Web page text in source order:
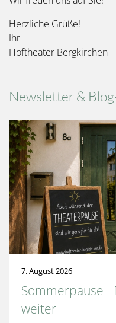
Herzliche Grüße!
Ihr
Hoftheater Bergkirchen
Newsletter &
7. August 2026
Sommerpause -
weiter